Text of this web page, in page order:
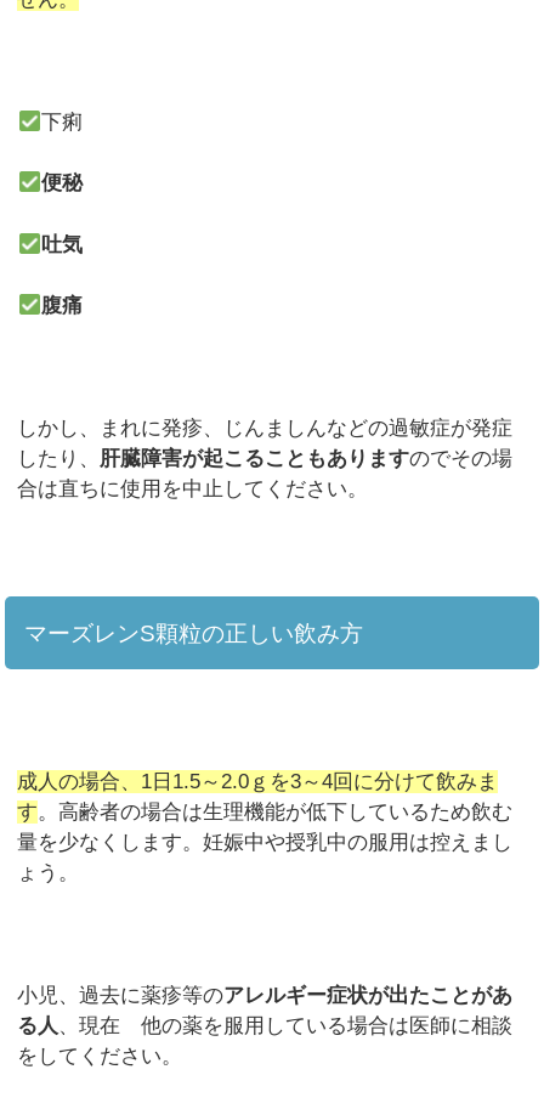
下痢
便秘
吐気
腹痛
しかし、まれに発疹、じんましんなどの過敏症が発症
したり、 肝臓障害が起こることもありますのでその場
合は直ちに使用を中止してください。
マーズレンS顆粒の正しい飲み方
成人の場合、1日1.5～2.0ｇを3～4回に分けて飲みま
す。高齢者の場合は生理機能が低下しているため飲む
量を少なくします。妊娠中や授乳中の服用は控えまし
ょう。
小児、過去に薬疹等のアレルギー症状が出たことがあ
る人、現在 他の薬を服用している場合は医師に相談
をしてください。